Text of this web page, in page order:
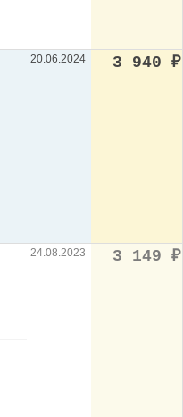
20.06.2024 3 940 ₽
24.08.2023 3 149 ₽